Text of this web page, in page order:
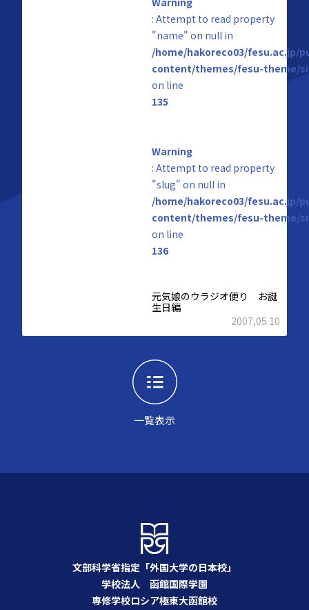
一覧表示
: Attempt to read property
"name" on null in
/home/hakoreco03/fesu.ac.jp/
content/themes/fesu-theme/
on line
135
Warning
: Attempt to read property
"slug" on null in
/home/hakoreco03/fesu.ac.jp/
content/themes/fesu-theme/
on line
136
元気娘のウラジオ便り お誕
生日編
2007,05.10
文部科学省指定「外国大学の日本校」
学校法人 函館国際学園
専修学校ロシア極東大函館校